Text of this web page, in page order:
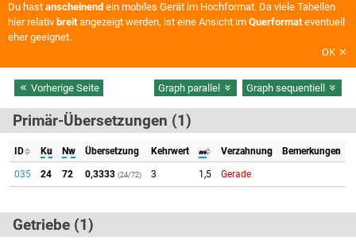
Du hast anscheinend ein mobiles Gerät im Hochformat. Da viele Tabellen
hier relativ breitangezeigt werden, ist eine Ansicht im Querformateventuell
eher geeignet.
OK
Vorherige Seite Graph parallel Graph sequentiell
Primär-Übersetzungen (1)
ID Ku Nw Übersetzung Kehrwert 𝓂 Verzahnung Bemerkungen
035 24 72 0,3333 (24/72) 3 1,5 Gerade
Getriebe (1)